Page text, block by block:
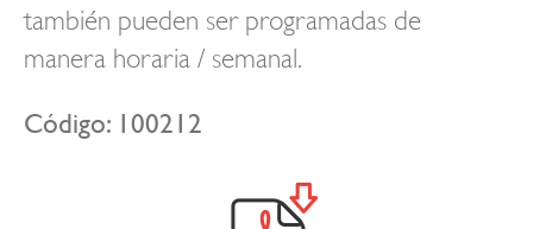
también pueden ser programadas de
manera horaria / semanal.
Código: 100212